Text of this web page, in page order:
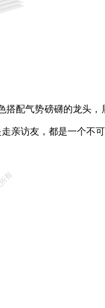
搭配气势磅礴的龙头，
亲访友，都是一个不可